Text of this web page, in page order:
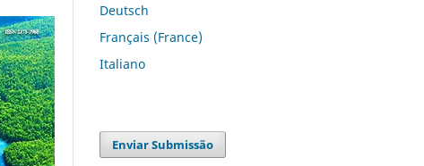
Deutsch
Français (France)
Italiano
Enviar Submissão